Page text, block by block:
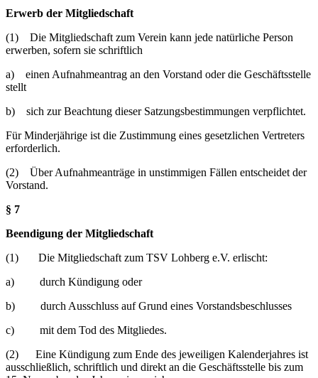
Erwerb der Mitgliedschaft
(1) Die Mitgliedschaft zum Verein kann jede natürliche Person
erwerben, sofern sie schriftlich
a) einen Aufnahmeantrag an den Vorstand oder die Geschäftsstelle
stellt
b) sich zur Beachtung dieser Satzungsbestimmungen verpflichtet.
Für Minderjährige ist die Zustimmung eines gesetzlichen Vertreters
erforderlich.
(2) Über Aufnahmeanträge in unstimmigen Fällen entscheidet der
Vorstand.
§ 7
Beendigung der Mitgliedschaft
(1) Die Mitgliedschaft zum TSV Lohberg e.V. erlischt:
a) durch Kündigung oder
b) durch Ausschluss auf Grund eines Vorstandsbeschlusses
c) mit dem Tod des Mitgliedes.
(2) Eine Kündigung zum Ende des jeweiligen Kalenderjahres ist
ausschließlich, schriftlich und direkt an die Geschäftsstelle bis zum